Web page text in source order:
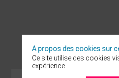
A propos des cookies sur
Ce site utilise des cookies
expérience.